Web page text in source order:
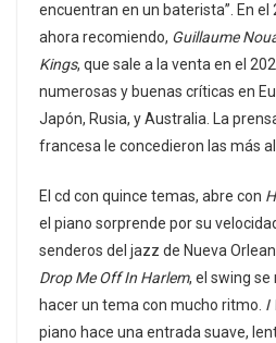
encuentran en un baterista”. En el
ahora recomiendo, Guillaume
Kings, que sale a la venta en el
numerosas y buenas críticas en
Japón, Rusia, y Australia. La
francesa le concedieron las más
El cd con quince temas, abre con
el piano sorprende por su
senderos del jazz de Nueva
Drop Me Off In Harlem, el swing
hacer un tema con mucho ritmo. I
piano hace una entrada suave,